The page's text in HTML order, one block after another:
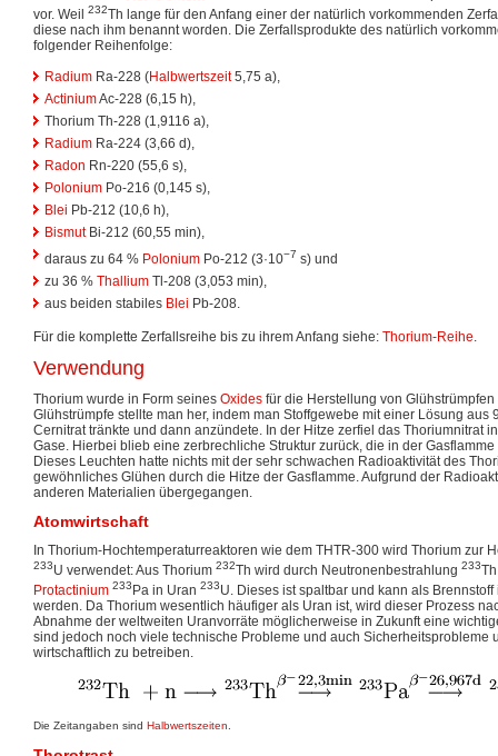
vor. Weil 232Th lange für den Anfang einer der natürlich vorkommenden
diese nach ihm benannt worden. Die Zerfallsprodukte des natürlich
folgender Reihenfolge:
Radium Ra-228 (Halbwertszeit5,75 a),
ActiniumAc-228 (6,15 h),
Thorium Th-228 (1,9116 a),
Radium Ra-224 (3,66 d),
Radon Rn-220 (55,6 s),
Polonium Po-216 (0,145 s),
Blei Pb-212 (10,6 h),
BismutBi-212 (60,55 min),
daraus zu 64 % Polonium Po-212 (3·10−7 s) und
zu 36 % Thallium Tl-208 (3,053 min),
aus beiden stabiles Blei Pb-208.
Für die komplette Zerfallsreihe bis zu ihrem Anfang siehe: Thorium-Reihe
Verwendung
Thorium wurde in Form seines Oxides für die Herstellung von
Glühstrümpfe stellte man her, indem man Stoffgewebe mit einer Lösung aus
Cernitrat tränkte und dann anzündete. In der Hitze zerfiel das Thoriumnitrat
Gase. Hierbei blieb eine zerbrechliche Struktur zurück, die in der
Dieses Leuchten hatte nichts mit der sehr schwachen Radioaktivität des
gewöhnliches Glühen durch die Hitze der Gasflamme. Aufgrund der
anderen Materialien übergegangen.
Atomwirtschaft
In Thorium-Hochtemperaturreaktoren wie dem THTR-300 wird Thorium zur
233U verwendet: Aus Thorium 232Th wird durch Neutronenbestrahlung 233
Protactinium 233Pa in Uran 233U. Dieses ist spaltbar und kann als
werden. Da Thorium wesentlich häufiger als Uran ist, wird dieser Prozess
Abnahme der weltweiten Uranvorräte möglicherweise in Zukunft eine
sind jedoch noch viele technische Probleme und auch Sicherheitsprobleme
wirtschaftlich zu betreiben.
Die Zeitangaben sind Halbwertszeiten